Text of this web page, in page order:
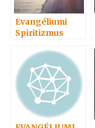
Evangéliumi
Spiritizmus
népszerűségi
sorrendben 2